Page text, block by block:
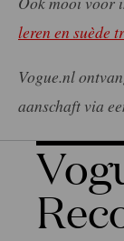
leren en suède
Vogue.nl
aanschaft via